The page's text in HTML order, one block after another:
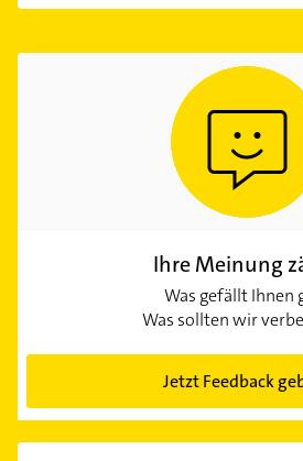
Ihre Meinung
Was gefällt Ihnen
Was sollten wir
Jetzt Feedback